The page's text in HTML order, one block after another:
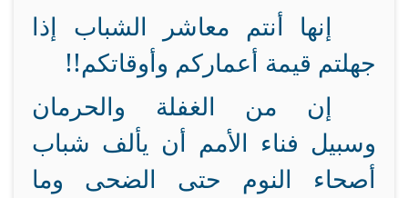
إنها أنتم معاشر الشباب إذا
جهلتم قيمة أعماركم وأوقاتكم!!
إن من الغفلة والحرمان
وسبيل فناء الأمم أن يألف شباب
أصحاء النوم حتى الضحى وما